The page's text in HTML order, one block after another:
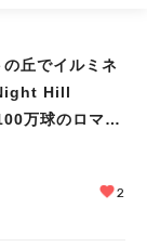
の丘でイルミネ
Hill
万球のロマン
2